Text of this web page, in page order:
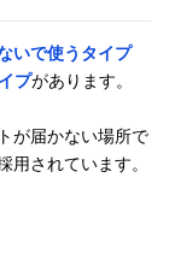
いで使うタイプ
プがあります。
が届かない場所で
用されています。